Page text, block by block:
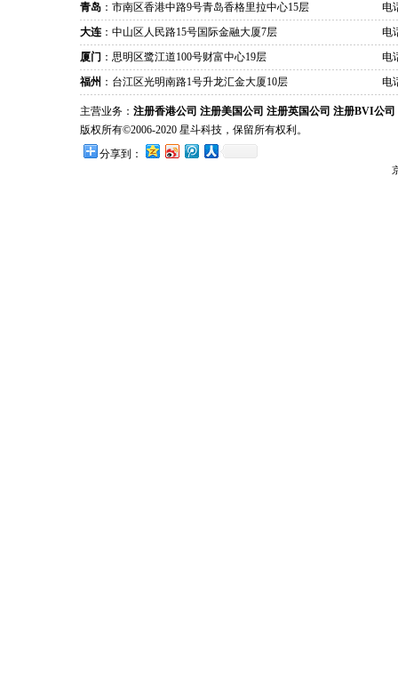
青岛 ：市南区香港中路9号青岛香格里拉中心15层
电
大连 ：中山区人民路15号国际金融大厦7层
电
厦门 ：思明区鹭江道100号财富中心19层
电
福州 ：台江区光明南路1号升龙汇金大厦10层 电
主营业务： 注册香港公司 注册美国公司 注册英国公司 注册BVI公司
版权所有©2006-2020 星斗科技，保留所有权利。
分享到：